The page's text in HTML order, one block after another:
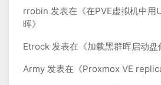
rrobin 发表在《在PVE虚拟机中用
晖》
Etrock 发表在《加载黑群晖启动盘
Army 发表在《Proxmox VE